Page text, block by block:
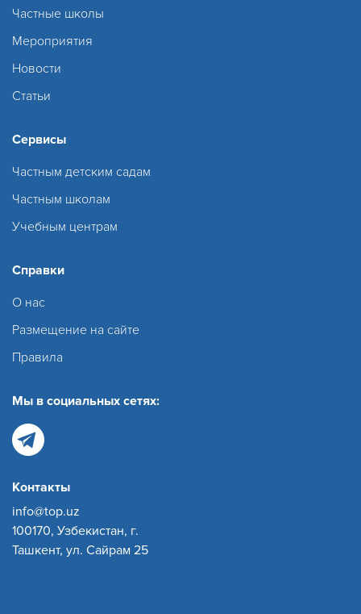
Частные школы
Мероприятия
Новости
Статьи
Сервисы
Частным детским садам
Частным школам
Учебным центрам
Справки
О нас
Размещение на сайте
Правила
Мы в социальных сетях:
Контакты
info@top.uz
100170, Узбекистан, г.
Ташкент, ул. Сайрам 25